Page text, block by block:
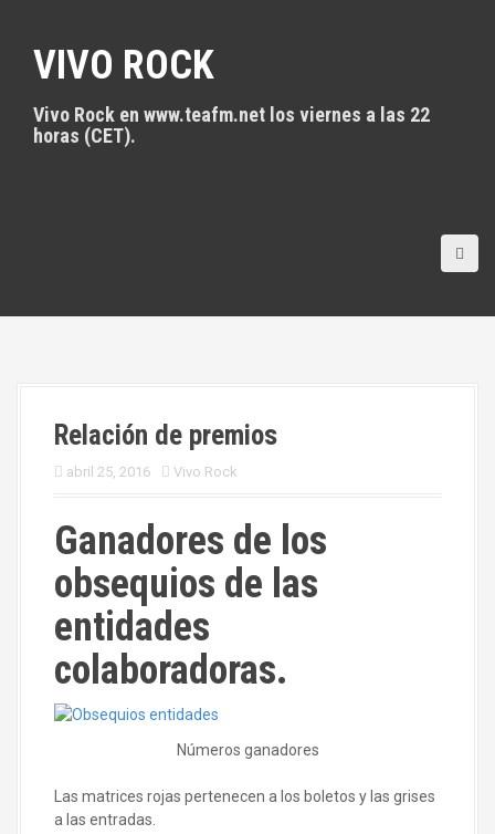
VIVO ROCK
Vivo Rock en www.teafm.net los viernes a las 22
horas (CET).
Relación de premios
abril 25, 2016 Vivo Rock
Ganadores de los
obsequios de las
entidades
colaboradoras.
Números ganadores
Las matrices rojas pertenecen a los boletos y las grises
a las entradas.